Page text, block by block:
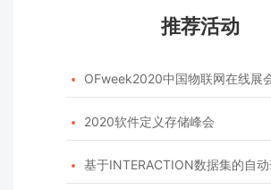
推荐活动
 OFweek2020中国物联网在线展
 2020软件定义存储峰会
 基于INTERACTION数据集的自动驾驶预